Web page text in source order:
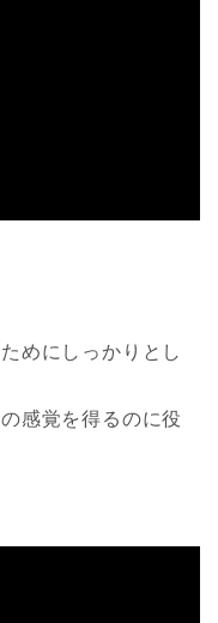
めにしっかりとし
感覚を得るのに役